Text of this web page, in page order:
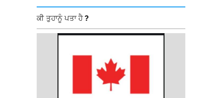
ਕੀ ਤੁਹਾਨੂੰ ਪਤਾ ਹੈ ?